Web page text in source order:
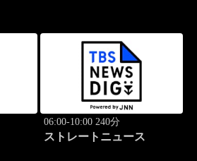
06:00-10:00 240分
ストレートニュース